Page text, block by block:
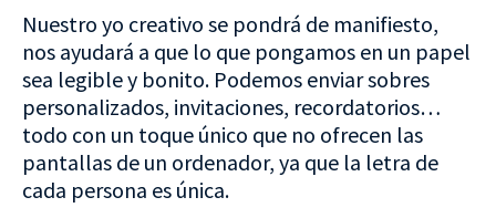
Nuestro yo creativo se pondrá de manifiesto,
nos ayudará a que lo que pongamos en un papel
sea legible y bonito. Podemos enviar sobres
personalizados, invitaciones, recordatorios…
todo con un toque único que no ofrecen las
pantallas de un ordenador, ya que la letra de
cada persona es única.